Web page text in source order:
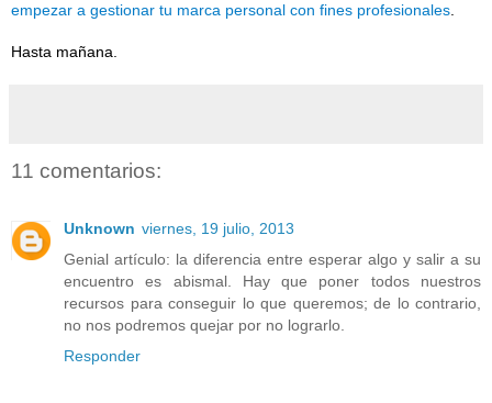
empezar a gestionar tu marca personal con fines profesionales.
Hasta mañana.
11 comentarios:
Unknown viernes, 19 julio, 2013
Genial artículo: la diferencia entre esperar algo y salir a su
encuentro es abismal. Hay que poner todos nuestros
recursos para conseguir lo que queremos; de lo contrario,
no nos podremos quejar por no lograrlo.
Responder